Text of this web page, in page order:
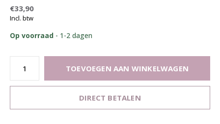
€33,90
Incl. btw
Op voorraad - 1-2 dagen
TOEVOEGEN AAN WINKELWAGEN
DIRECT BETALEN